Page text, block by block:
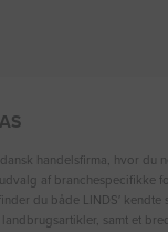
handelsfirma, hvor du
af branchespecifikke
du både LINDS′ kendte
samt et